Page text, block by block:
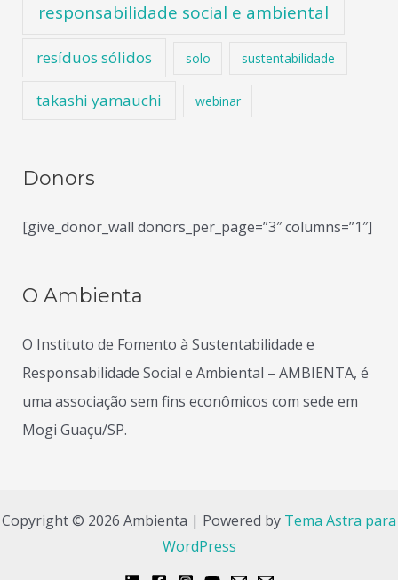
responsabilidade social e ambiental
resíduos sólidos solo sustentabilidade
takashi yamauchi webinar
Donors
[give_donor_wall donors_per_page=”3″ columns=”1″]
O Ambienta
O Instituto de Fomento à Sustentabilidade e
Responsabilidade Social e Ambiental – AMBIENTA, é
uma associação sem fins econômicos com sede em
Mogi Guaçu/SP.
Copyright © 2026 Ambienta | Powered by Tema Astra para
WordPress